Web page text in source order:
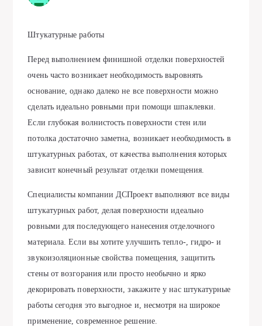
Штукатурные работы
Перед выполнением финишной отделки поверхностей
очень часто возникает необходимость выровнять
основание, однако далеко не все поверхности можно
сделать идеально ровными при помощи шпаклевки.
Если глубокая волнистость поверхности стен или
потолка достаточно заметна, возникает необходимость в
штукатурных работах, от качества выполнения которых
зависит конечный результат отделки помещения.
Специалисты компании ДСПроект выполняют все виды
штукатурных работ, делая поверхности идеально
ровными для последующего нанесения отделочного
материала. Если вы хотите улучшить тепло-, гидро- и
звукоизоляционные свойства помещения, защитить
стены от возгорания или просто необычно и ярко
декорировать поверхности, закажите у нас штукатурные
работы сегодня это выгодное и, несмотря на широкое
применение, современное решение.